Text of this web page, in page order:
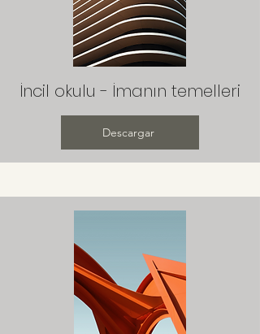
İncil okulu - İmanın temelleri
Descargar